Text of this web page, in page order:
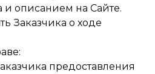
описанием на Сайте.
Заказчика о ходе
предоставления